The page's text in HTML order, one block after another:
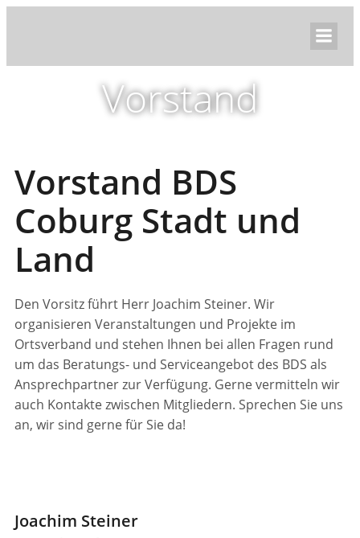
Vorstand
Vorstand BDS
Coburg Stadt und
Land
Den Vorsitz führt Herr Joachim Steiner. Wir
organisieren Veranstaltungen und Projekte im
Ortsverband und stehen Ihnen bei allen Fragen rund
um das Beratungs- und Serviceangebot des BDS als
Ansprechpartner zur Verfügung. Gerne vermitteln wir
auch Kontakte zwischen Mitgliedern. Sprechen Sie uns
an, wir sind gerne für Sie da!
Joachim Steiner